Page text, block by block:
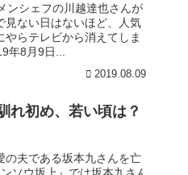
ンシェフの川越達也さんが
見ない日はないほど、人気
らテレビから消えてしま
年8月9日...
2019.08.09
れ初め、若い頃は？
の夫である坂本九さんを亡